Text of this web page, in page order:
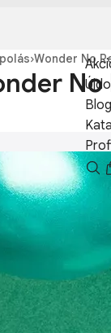
Blog
›Wonder No